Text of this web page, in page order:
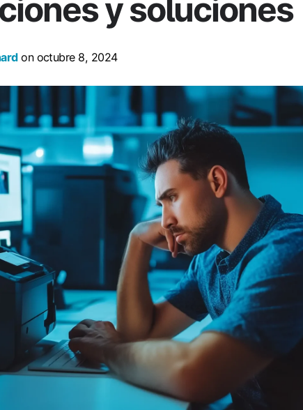
y soluciones
on octubre 8, 2024